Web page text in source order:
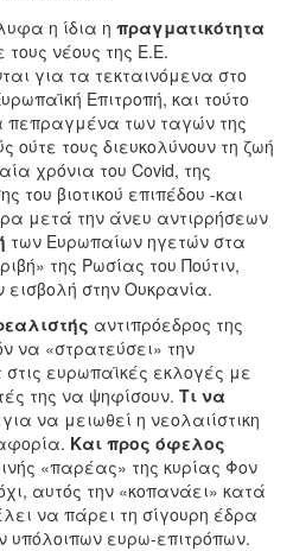
η ίδια η πραγματικότητα
νέους της Ε.Ε.
για τα τεκταινόμενα στο
Επιτροπή, και τούτο
πεπραγμένα των ταγών της
ούτε τους διευκολύνουν τη ζωή
χρόνια του Covid, της
του βιοτικού επιπέδου -και
μετά την άνευ αντιρρήσεων
των Ευρωπαίων ηγετών στα
της Ρωσίας του Πούτιν,
εισβολή στην Ουκρανία.
αντιπρόεδρος της
να «στρατεύσει» την
στις ευρωπαϊκές εκλογές με
της να ψηφίσουν. Τι να
να μειωθεί η νεολαιίστικη
Και προς όφελος
«παρέας» της κυρίας Φον
αυτός την «κοπανάει» κατά
να πάρει τη σίγουρη έδρα
υπόλοιπων ευρω-επιτρόπων.